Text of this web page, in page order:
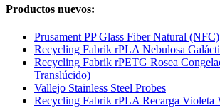
Productos nuevos:
Prusament PP Glass Fiber Natural (NFC)
Recycling Fabrik rPLA Nebulosa
Recycling Fabrik rPETG Rosea
Translúcido)
Vallejo Stainless Steel Probes
Recycling Fabrik rPLA Recarga Violeta